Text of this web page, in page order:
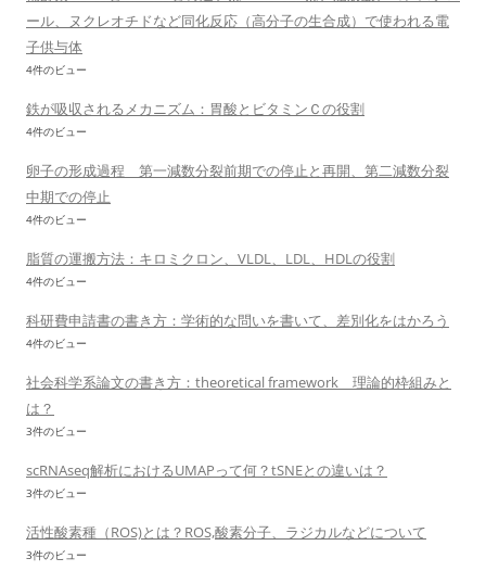
ール、ヌクレオチドなど同化反応（高分子の生合成）で使われる電
子供与体
4件のビュー
鉄が吸収されるメカニズム：胃酸とビタミンＣの役割
4件のビュー
卵子の形成過程 第一減数分裂前期での停止と再開、第二減数分裂
中期での停止
4件のビュー
脂質の運搬方法：キロミクロン、VLDL、LDL、HDLの役割
4件のビュー
科研費申請書の書き方：学術的な問いを書いて、差別化をはかろう
4件のビュー
社会科学系論文の書き方：theoretical framework 理論的枠組みと
は？
3件のビュー
scRNAseq解析におけるUMAPって何？tSNEとの違いは？
3件のビュー
活性酸素種（ROS)とは？ROS,酸素分子、ラジカルなどについて
3件のビュー